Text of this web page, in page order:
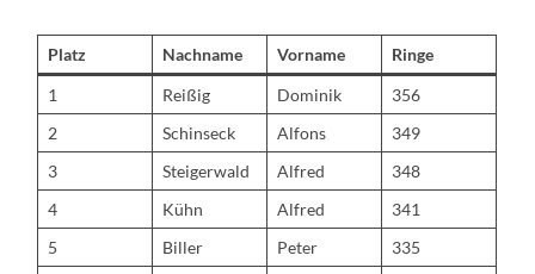
Platz Nachname Vorname
Ringe
1
Reißig Dominik
356
2
Schinseck Alfons
349
3
Steigerwald Alfred
348
4
Kühn Alfred
341
5
Biller Peter 335